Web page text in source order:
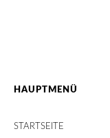
HAUPTMENÜ
STARTSEITE